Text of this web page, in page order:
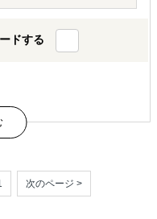
ドする
対応×実務経験豊富なチ
で代行可能
次のページ >